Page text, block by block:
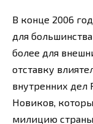
В конце 2006
для
более для
отставку
внутренних дел
Новиков,
милицию